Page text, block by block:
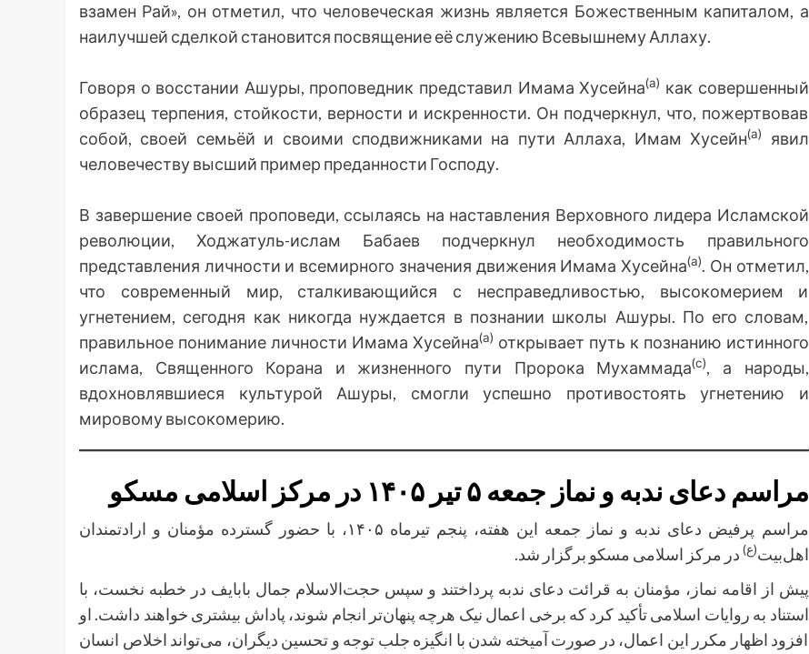
взамен Рай», он отметил, что человеческая жизнь является Божественным капиталом, а
наилучшей сделкой становится посвящение её служению Всевышнему Аллаху.
Говоря о восстании Ашуры, проповедник представил Имама Хусейна(а) как совершенный
образец терпения, стойкости, верности и искренности. Он подчеркнул, что, пожертвовав
собой, своей семьёй и своими сподвижниками на пути Аллаха, Имам Хусейн(а)
явил
человечеству высший пример преданности Господу.
В завершение своей проповеди, ссылаясь на наставления Верховного лидера Исламской
революции, Ходжатуль-ислам Бабаев подчеркнул необходимость правильного
представления личности и всемирного значения движения Имама Хусейна(а). Он отметил,
что современный мир, сталкивающийся с несправедливостью, высокомерием и
угнетением, сегодня как никогда нуждается в познании школы Ашуры. По его словам,
правильное понимание личности Имама Хусейна(а) открывает путь к познанию истинного
ислама, Священного Корана и жизненного пути Пророка Мухаммада(с), а народы,
вдохновлявшиеся культурой Ашуры, смогли успешно противостоять угнетению и
мировому высокомерию.
مراسم دعای ندبه و نماز جمعه ۵ تیر ۱۴۰۵ در مرکز اسلامی مسکو
مراسم پرفیض دعای ندبه و نماز جمعه این هفته، پنجم تیرماه ۱۴۰۵، با حضور گسترده مؤمنان و ارادتمندان
اهل‌بیت(ع) در مرکز اسلامی مسکو برگزار شد.
پیش از اقامه نماز، مؤمنان به قرائت دعای ندبه پرداختند و سپس حجت‌الاسلام جمال بابایف در خطبه نخست، با
استناد به روایات اسلامی تأکید کرد که برخی اعمال نیک هرچه پنهان‌تر انجام شوند، پاداش بیشتری خواهند داشت. او
افزود اظهار مکرر این اعمال، در صورت آمیخته شدن با انگیزه جلب توجه و تحسین دیگران، می‌تواند اخلاص انسان